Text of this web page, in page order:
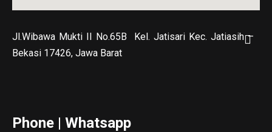
Jl.Wibawa Mukti II No.65B
Kel. Jatisari Kec. Jatiasih –
Bekasi 17426, Jawa Barat
Phone | Whatsapp